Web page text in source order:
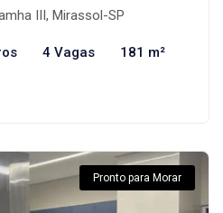
III, Mirassol-SP
4 Vagas 181 m²
Pronto para Morar